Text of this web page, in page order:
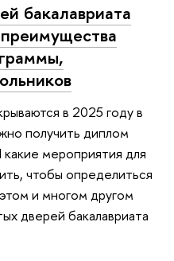
бакалавриата
в 2025 году в
получить диплом
мероприятия для
чтобы определиться
и многом другом
дверей бакалавриата